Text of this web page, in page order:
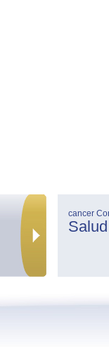
cancer
Salud